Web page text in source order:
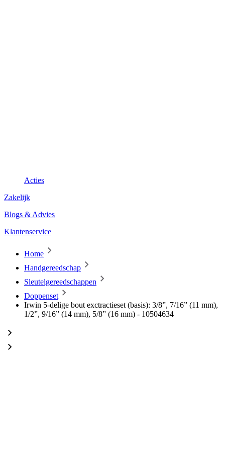
Acties
Zakelijk
Blogs & Advies
Klantenservice
Home
Handgereedschap
Sleutelgereedschappen
Doppenset
Irwin 5-delige bout exctractieset (basis): 3/8”, 7/16” (11 mm),
1/2”, 9/16” (14 mm), 5/8” (16 mm) - 10504634